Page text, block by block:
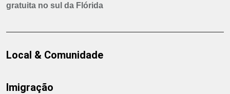
gratuita no sul da Flórida
Local & Comunidade
Imigração